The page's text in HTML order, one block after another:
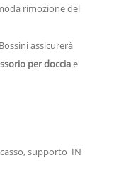
rimozione del
assicurerà
per docciae
supporto IN